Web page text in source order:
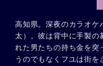
高知県。深夜のカラオケ
太）。彼は背中に手製の
れた男たちの持ち金を突
うのでもなくフユは街